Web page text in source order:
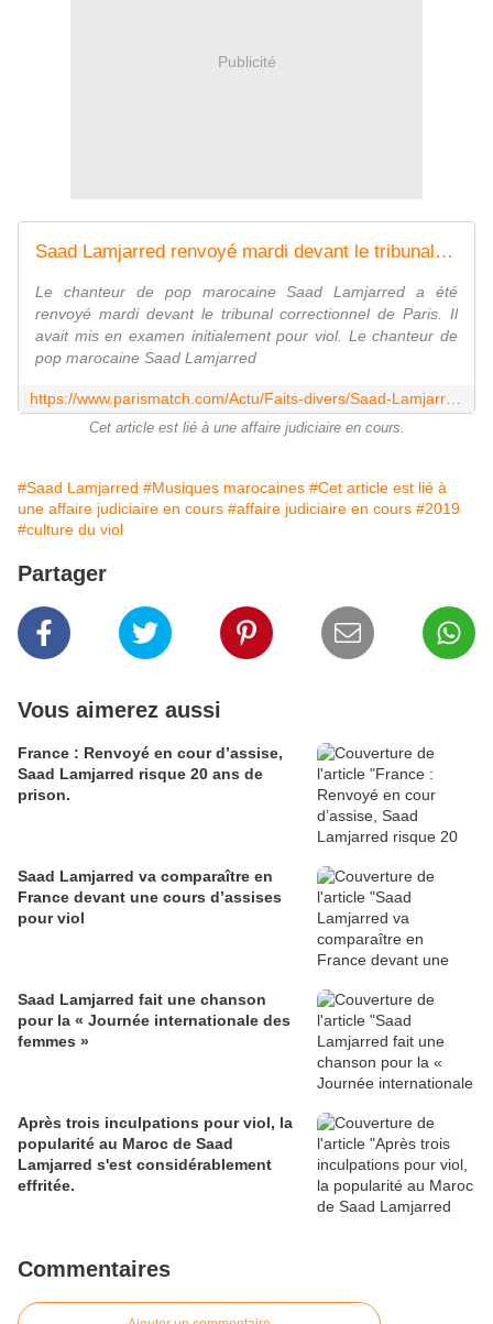
Publicité
Saad Lamjarred renvoyé mardi devant le tribunal correctionnel de Paris pour "agression sexuelle"
Le chanteur de pop marocaine Saad Lamjarred a été
renvoyé mardi devant le tribunal correctionnel de Paris. Il
avait mis en examen initialement pour viol. Le chanteur de
pop marocaine Saad Lamjarred
Cet article est lié à une affaire judiciaire en cours.
#Saad Lamjarred #Musiques marocaines #Cet article est lié à
une affaire judiciaire en cours #affaire judiciaire en cours #2019
#culture du viol
Partager
Vous aimerez aussi
France : Renvoyé en cour d’assise,
Saad Lamjarred risque 20 ans de
prison.
Saad Lamjarred va comparaître en
France devant une cours d’assises
pour viol
Saad Lamjarred fait une chanson
pour la « Journée internationale des
femmes »
Après trois inculpations pour viol, la
popularité au Maroc de Saad
Lamjarred s'est considérablement
effritée.
Commentaires